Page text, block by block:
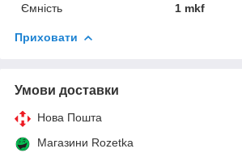
Ємність
1 mkf
Приховати
Умови доставки
Нова Пошта
Магазини Rozetka